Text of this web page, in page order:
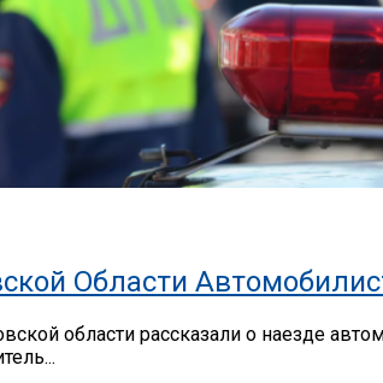
Области
области рассказали о наезде